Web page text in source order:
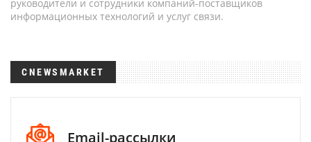
руководители и сотрудники компаний-поставщиков
информационных технологий и услуг связи.
CNEWSMARKET
Email-рассылки